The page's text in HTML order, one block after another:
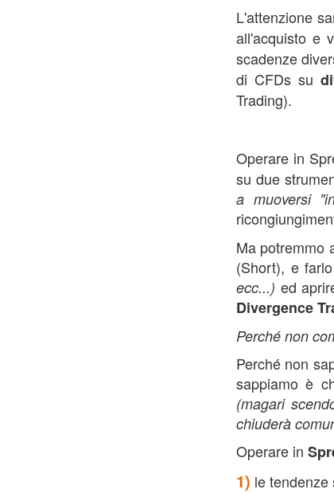
L'attenzione
all'acquisto e
scadenze
di CFDs su
Trading).
Operare in
su due
a muoversi
Ma potremmo
(Short), e
ecc...) ed
Divergence
Perché non
Perché non
sappiamo è
(magari
chiuderà
Operare in
1) le tendenze